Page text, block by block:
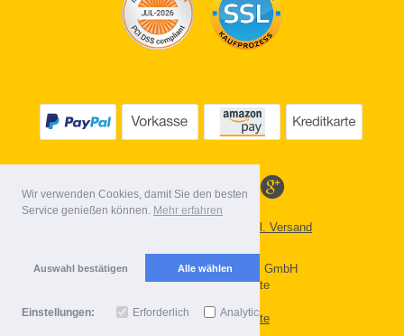
Wir verwenden Cookies, damit Sie den besten
Service genießen können. Mehr erfahren
Auswahl bestätigen Alle wählen
Einstellungen: Erforderlich Analytics
Alle Preise inkl. MwSt. evtl. zzgl. Versand
Copyright 2026 by Gebr. Röhl GmbH
Mobile Shop by Shopgate
Zur klassischen Webseite